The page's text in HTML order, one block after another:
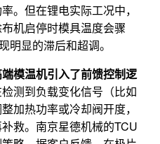
。但在锂电实际工况中，
机启停时模具温度会骤
明显的滞后和超调。
模温机引入了前馈控制逻
测到负载变化信号（比如
加热功率或冷却阀开度，
救。南京星德机械的TCU